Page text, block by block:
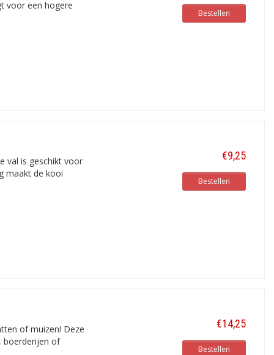
te plaatsen. Meerdere kooien
voor een hogere
Bestellen
val is geschikt voor
maakt de kooi
€9,25
Bestellen
of muizen! Deze
boerderijen of
€14,25
Bestellen